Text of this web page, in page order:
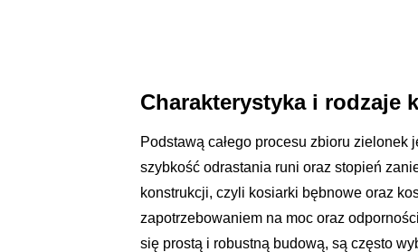
Charakterystyka i rodzaje
Podstawą całego procesu zbioru
szybkość odrastania runi oraz stopień
konstrukcji, czyli kosiarki bębnowe oraz
zapotrzebowaniem na moc oraz
się prostą i robustną budową, są często